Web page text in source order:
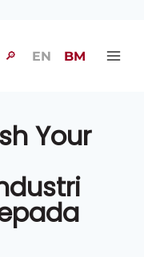
🔎 EN BM
Your